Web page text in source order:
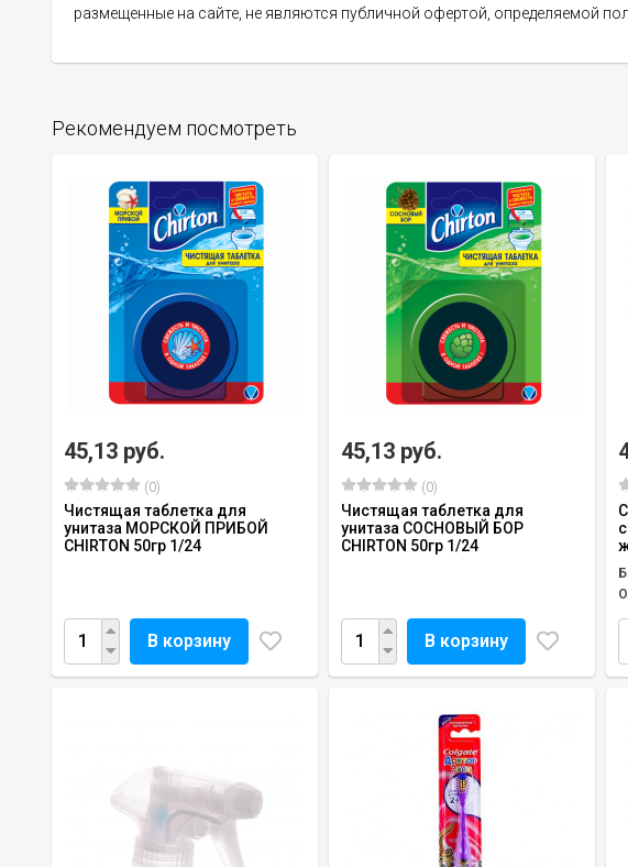
размещенные на сайте, не являются публичной офертой, определяемой
Рекомендуем посмотреть
45,13 руб.
(0)
Чистящая таблетка для
унитаза МОРСКОЙ ПРИБОЙ
CHIRTON 50гр 1/24
В корзину
45,13 руб.
(0)
Чистящая таблетка для
унитаза СОСНОВЫЙ БОР
CHIRTON 50гр 1/24
В корзину